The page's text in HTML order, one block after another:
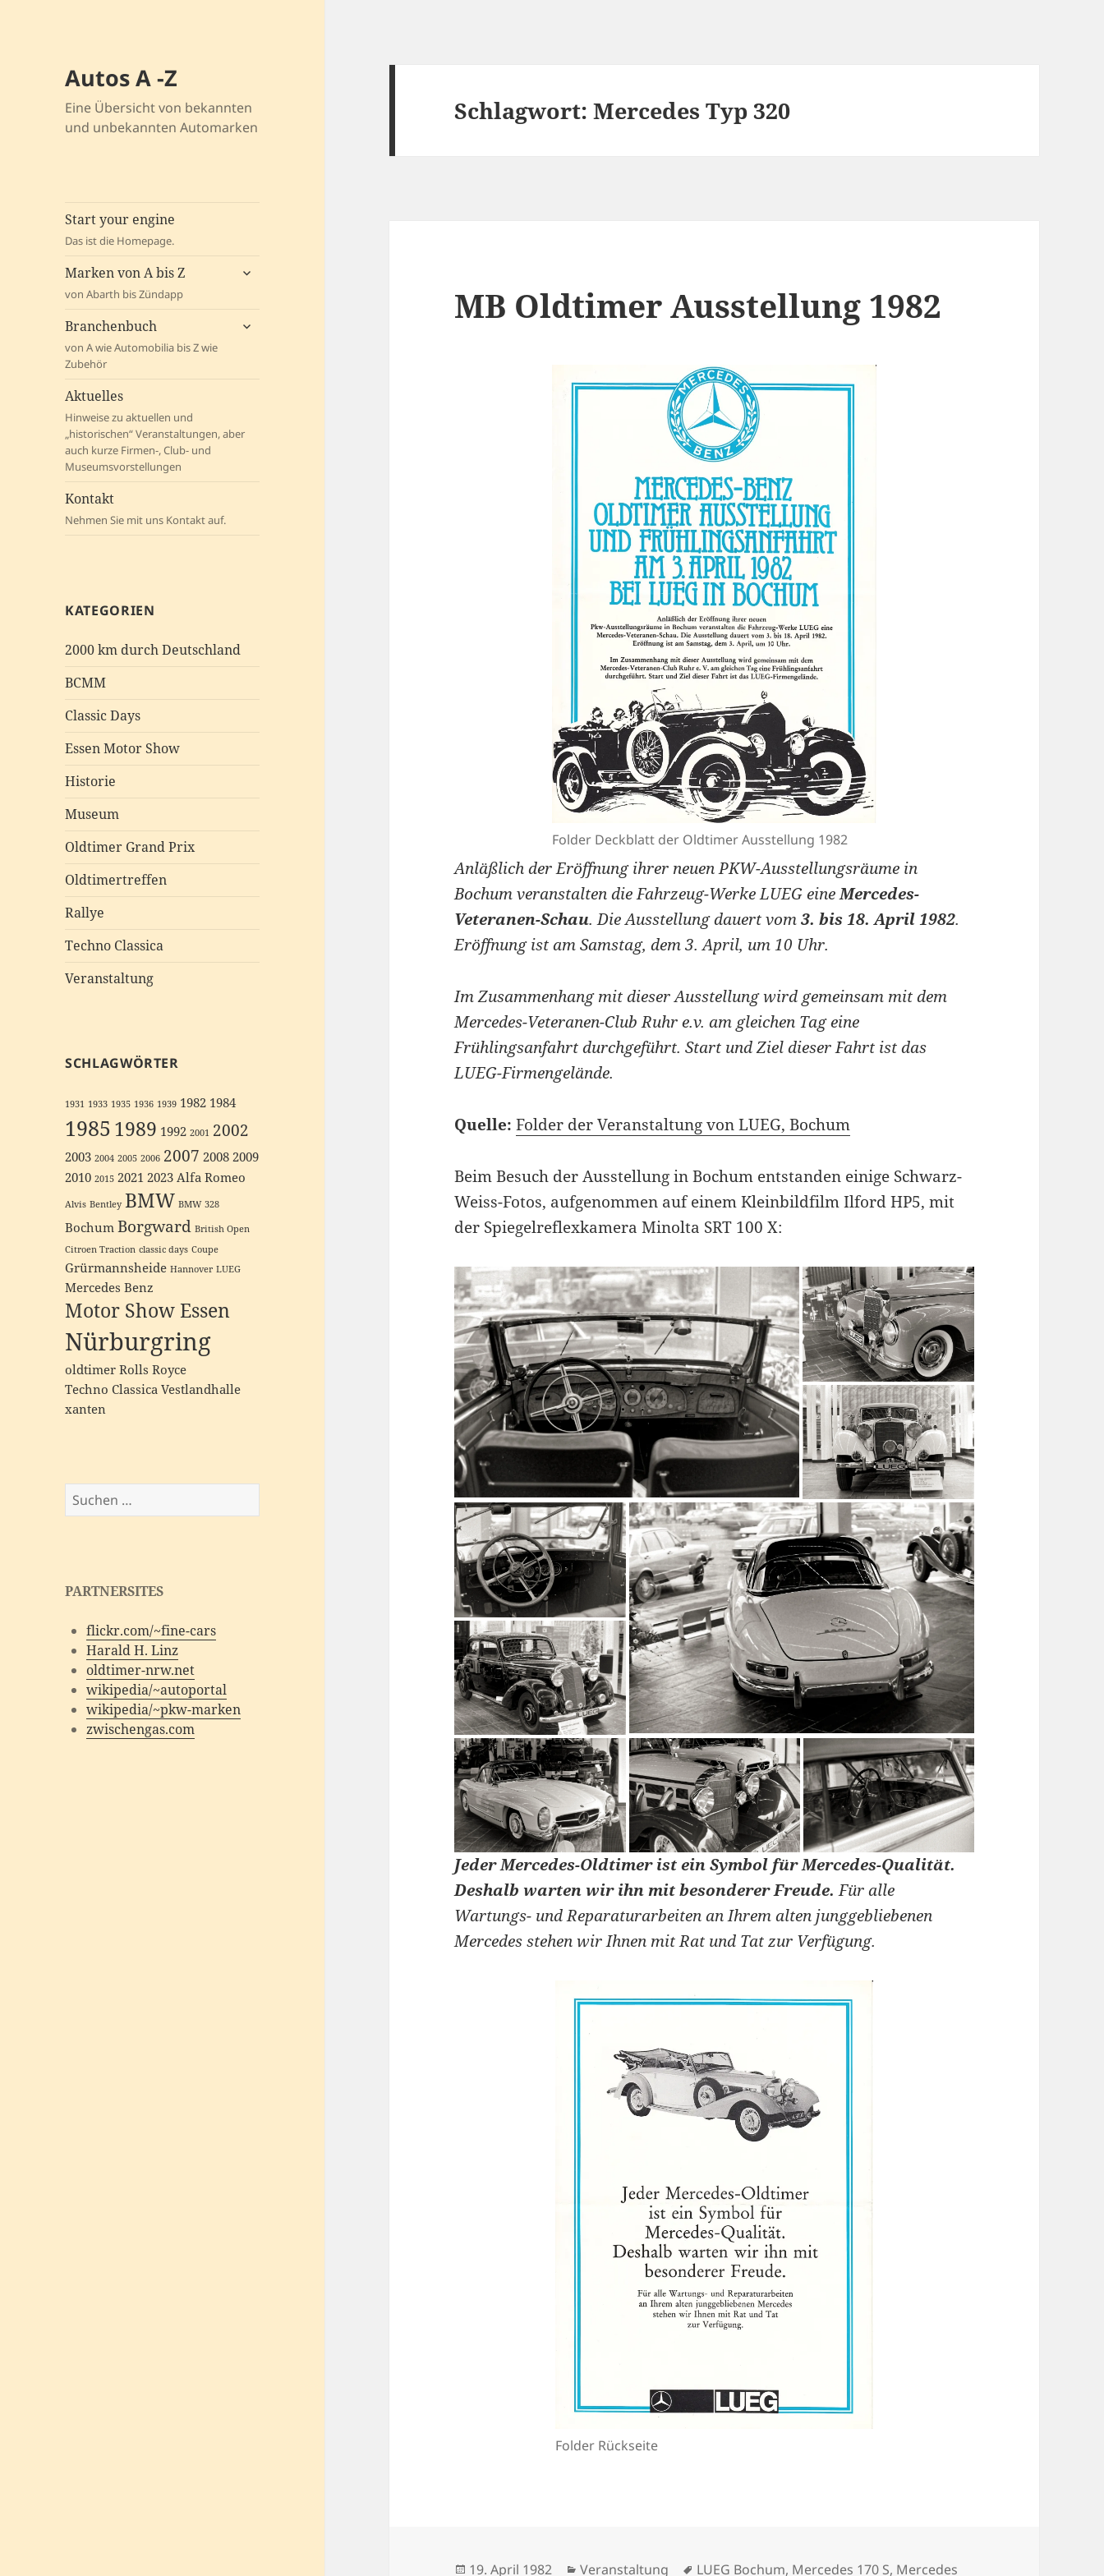
Autos A -Z
Eine Übersicht von bekannten
und unbekannten Automarken
Start your engine
Das ist die Homepage.
Marken von A bis Z
von Abarth bis Zündapp
untermenü
Branchenbuch
von A wie Automobilia bis Z wie
Zubehör
untermenü
Aktuelles
Hinweise zu aktuellen und
„historischen“ Veranstaltungen, aber
auch kurze Firmen-, Club- und
Museumsvorstellungen
Kontakt
Nehmen Sie mit uns Kontakt auf.
KATEGORIEN
2000 km durch Deutschland
BCMM
Classic Days
Essen Motor Show
Historie
Museum
Oldtimer Grand Prix
Oldtimertreffen
Rallye
Techno Classica
Veranstaltung
SCHLAGWÖRTER
1931 1933 1935 1936 1939 1982 1984
19851989 1992 2001 2002
2003 2004 2005 2006 2007 20082009
2010 2015 2021 2023Alfa Romeo
Alvis Bentley BMW BMW 328
BochumBorgward British Open
Citroen Traction classic days Coupe
Grürmannsheide Hannover LUEG
Mercedes Benz
Motor Show Essen
Nürburgring
oldtimerRolls Royce
Techno ClassicaVestlandhalle
xanten
Suchen
nach:
PARTNERSITES
flickr.com/~fine-cars
Harald H. Linz
oldtimer-nrw.net
wikipedia/~autoportal
wikipedia/~pkw-marken
zwischengas.com
Schlagwort:Mercedes Typ 320
MB Oldtimer Ausstellung 1982
Folder Deckblatt der Oldtimer Ausstellung 1982
Anläßlich der Eröffnung ihrer neuen PKW-Ausstellungsräume in
Bochum veranstalten die Fahrzeug-Werke LUEG eineMercedes-
Veteranen-Schau. Die Ausstellung dauert vom3. bis 18. April 1982.
Eröffnung ist am Samstag, dem 3. April, um 10 Uhr.
Im Zusammenhang mit dieser Ausstellung wird gemeinsam mit dem
Mercedes-Veteranen-Club Ruhr e.v. am gleichen Tag eine
Frühlingsanfahrt durchgeführt. Start und Ziel dieser Fahrt ist das
LUEG-Firmengelände.
Quelle: Folder der Veranstaltung von LUEG, Bochum
Beim Besuch der Ausstellung in Bochum entstanden einige Schwarz-
Weiss-Fotos, aufgenommen auf einem Kleinbildfilm Ilford HP5, mit
der Spiegelreflexkamera Minolta SRT 100 X:
Jeder Mercedes-Oldtimer ist ein Symbol für Mercedes-Qualität.
Deshalb warten wir ihn mit besonderer Freude.Für alle
Wartungs- und Reparaturarbeiten an Ihrem alten junggebliebenen
Mercedes stehen wir Ihnen mit Rat und Tat zur Verfügung.
Folder Rückseite
Veröffentlicht
19. April 1982 Kategorien
Veranstaltung Schlagwörter
LUEG Bochum, Mercedes 170 S, Mercedes